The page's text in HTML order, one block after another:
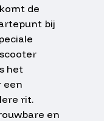
de
bij
het
een
rit.
en